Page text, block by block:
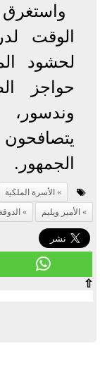
الوقت
لحشود
حواجز
الجمهور.
الأسرة الملكية
الأمير ويليم
⇧